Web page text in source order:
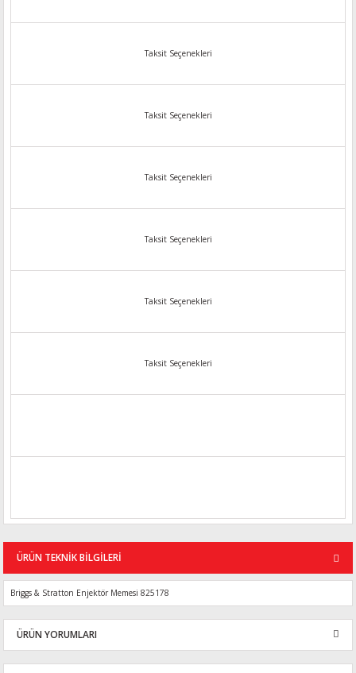
Taksit Seçenekleri
Taksit Seçenekleri
Taksit Seçenekleri
Taksit Seçenekleri
Taksit Seçenekleri
Taksit Seçenekleri
ÜRÜN TEKNİK BİLGİLERİ
Briggs & Stratton Enjektör Memesi 825178
ÜRÜN YORUMLARI